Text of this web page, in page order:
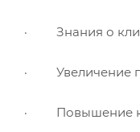
· Знания о
· Увеличение
· Повышение